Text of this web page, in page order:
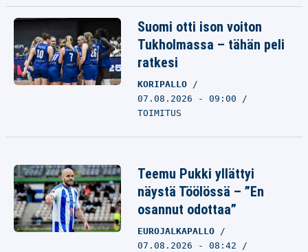
Suomi otti ison voiton
Tukholmassa – tähän peli
ratkesi
KORIPALLO
07.08.2026 - 09:00
TOIMITUS
Teemu Pukki yllättyi
näystä Töölössä – ”En
osannut odottaa”
EUROJALKAPALLO
07.08.2026 - 08:42